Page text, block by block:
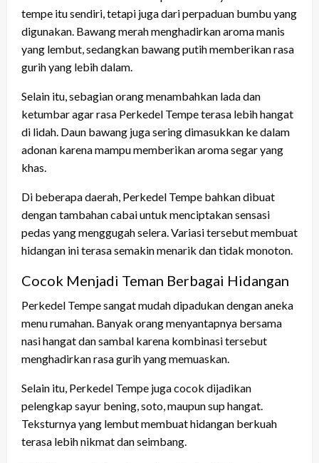
tempe itu sendiri, tetapi juga dari perpaduan bumbu yang
digunakan. Bawang merah menghadirkan aroma manis
yang lembut, sedangkan bawang putih memberikan rasa
gurih yang lebih dalam.
Selain itu, sebagian orang menambahkan lada dan
ketumbar agar rasa Perkedel Tempe terasa lebih hangat
di lidah. Daun bawang juga sering dimasukkan ke dalam
adonan karena mampu memberikan aroma segar yang
khas.
Di beberapa daerah, Perkedel Tempe bahkan dibuat
dengan tambahan cabai untuk menciptakan sensasi
pedas yang menggugah selera. Variasi tersebut membuat
hidangan ini terasa semakin menarik dan tidak monoton.
Cocok Menjadi Teman Berbagai Hidangan
Perkedel Tempe sangat mudah dipadukan dengan aneka
menu rumahan. Banyak orang menyantapnya bersama
nasi hangat dan sambal karena kombinasi tersebut
menghadirkan rasa gurih yang memuaskan.
Selain itu, Perkedel Tempe juga cocok dijadikan
pelengkap sayur bening, soto, maupun sup hangat.
Teksturnya yang lembut membuat hidangan berkuah
terasa lebih nikmat dan seimbang.